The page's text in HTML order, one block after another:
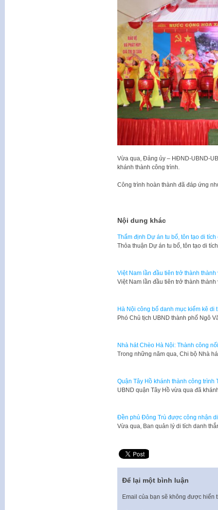
Vừa qua, Đảng ủy – HĐND-UBND-
khánh thành công trình.
Công trình hoàn thành đã đáp ứng
Nội dung khác
Thẩm định Dự án tu bổ, tôn tạo di
Thỏa thuận Dự án tu bổ, tôn tạo di
Việt Nam lần đầu tiên trở thành
Việt Nam lần đầu tiên trở thành
Hà Nội công bố danh mục kiểm kê di
Phó Chủ tịch UBND thành phố Ngô
Nhà hát Chèo Hà Nội: Thành công
Trong những năm qua, Chi bộ Nhà
Quận Tây Hồ khánh thành công trình
UBND quận Tây Hồ vừa qua đã
Đền phủ Đông Trù được công nhận
Vừa qua, Ban quản lý di tích danh
Để lại một bình luận
Email của bạn sẽ không được hiển